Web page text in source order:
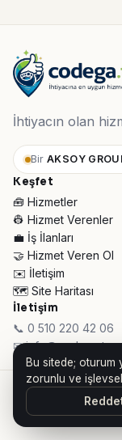
İhtiyacın olan
Bir AKSOY
Keşfet
🧰 Hizmetler
👷 Hizmet Verenler
💼 İş İlanları
🤝 Hizmet Veren Ol
✉️ İletişim
🗺️ Site Haritası
İletişim
📞 0 510 220 42 06
✉ info@codega.tr
© 2026 Codega
👥
Bu sitede; oturum
zorunlu ve